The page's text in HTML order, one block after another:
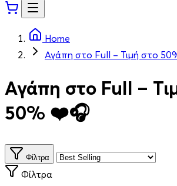
Home
Αγάπη στο Full – Τιμή στο
Αγάπη στο Full –
50% ❤️🎧
Φίλτρα
Φίλτρα